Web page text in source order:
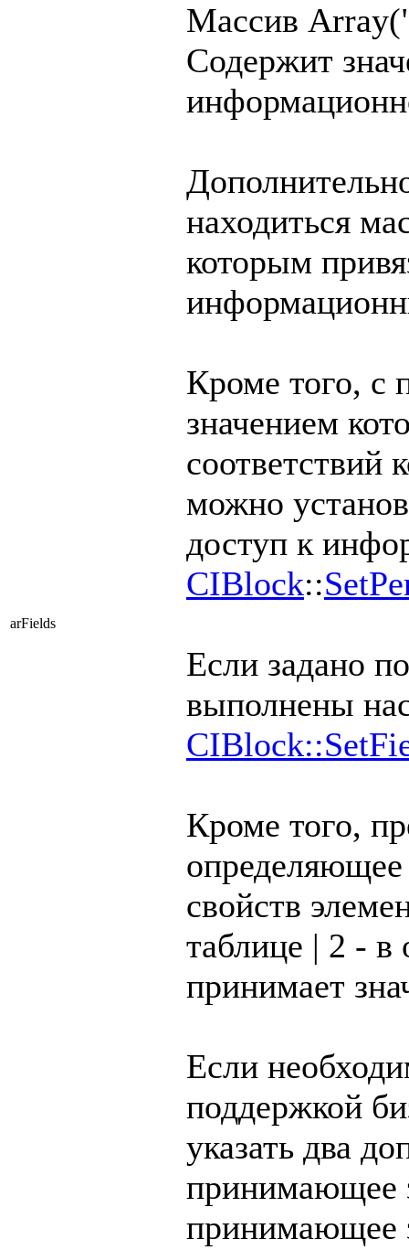
arFields
Массив
Содержит
находиться
которым
Кроме того,
значением
соответствий
можно
доступ к
CIBlock::
Если задано
выполнены
Кроме того,
определяющее
свойств
таблице | 2 -
принимает
Если
поддержкой
указать два
принимающее
принимающее